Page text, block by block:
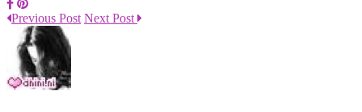
Previous Post Next Post